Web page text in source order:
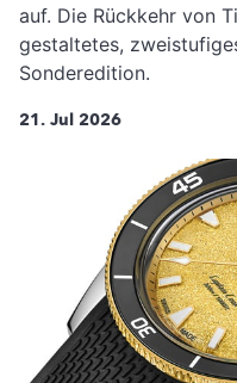
auf. Die Rückkehr von
gestaltetes,
Sonderedition.
21. Jul 2026